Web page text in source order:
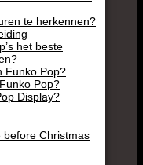
te herkennen?
het beste
Funko Pop?
Pop?
Display?
before Christmas